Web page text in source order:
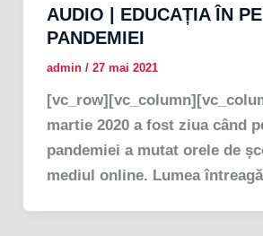
AUDIO | EDUCAȚIA ÎN
PANDEMIEI
admin / 27 mai 2021
martie 2020 a fost ziua când
pandemiei a mutat orele de
mediul online. Lumea întreagă